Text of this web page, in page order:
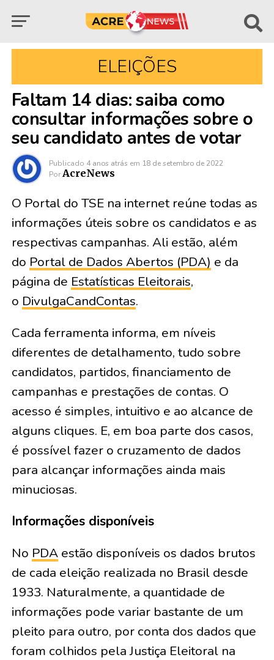
ELEIÇÕES
Faltam 14 dias: saiba como
consultar informações sobre o
seu candidato antes de votar
Publicado 4 anos atrás em 18 de setembro de 2022
Por AcreNews
O Portal do TSE na internet reúne todas as
informações úteis sobre os candidatos e as
respectivas campanhas. Ali estão, além
do Portal de Dados Abertos (PDA) e da
página de Estatísticas Eleitorais,
o DivulgaCandContas.
Cada ferramenta informa, em níveis
diferentes de detalhamento, tudo sobre
candidatos, partidos, financiamento de
campanhas e prestações de contas. O
acesso é simples, intuitivo e ao alcance de
alguns cliques. E, em boa parte dos casos,
é possível fazer o cruzamento de dados
para alcançar informações ainda mais
minuciosas.
Informações disponíveis
No PDAestão disponíveis os dados brutos
de cada eleição realizada no Brasil desde
1933. Naturalmente, a quantidade de
informações pode variar bastante de um
pleito para outro, por conta dos dados que
foram colhidos pela Justiça Eleitoral na